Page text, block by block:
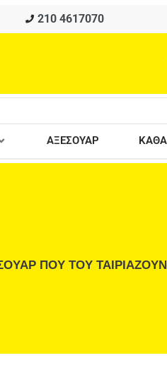
210 4617070
ΑΞΕΣΟΥΑΡ
ΠΟΥ ΤΟΥ